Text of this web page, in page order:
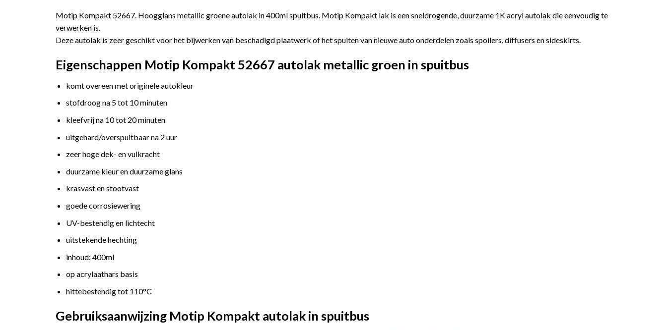
Motip Kompakt 52667. Hoogglans metallic groene autolak in 400ml spuitbus. Motip Kompakt lak is een sneldrogende, duurzame 1K acryl autolak die eenvoudig te
verwerken is.
Deze autolak is zeer geschikt voor het bijwerken van beschadigd plaatwerk of het spuiten van nieuwe auto onderdelen zoals spoilers, diffusers en sideskirts.
Eigenschappen Motip Kompakt 52667 autolak metallic groen in spuitbus
komt overeen met originele autokleur
stofdroog na 5 tot 10 minuten
kleefvrij na 10 tot 20 minuten
uitgehard/overspuitbaar na 2 uur
zeer hoge dek- en vulkracht
duurzame kleur en duurzame glans
krasvast en stootvast
goede corrosiewering
UV-bestendig en lichtecht
uitstekende hechting
inhoud: 400ml
op acrylaathars basis
hittebestendig tot 110°C
Gebruiksaanwijzing Motip Kompakt autolak in spuitbus